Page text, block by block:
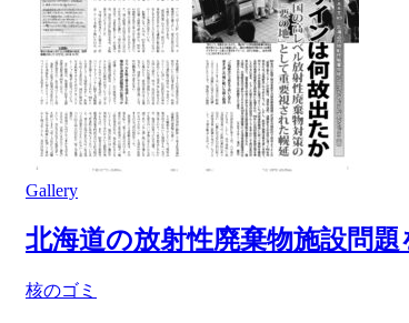
Gallery
北海道の放射性廃棄物施設問
核のゴミ